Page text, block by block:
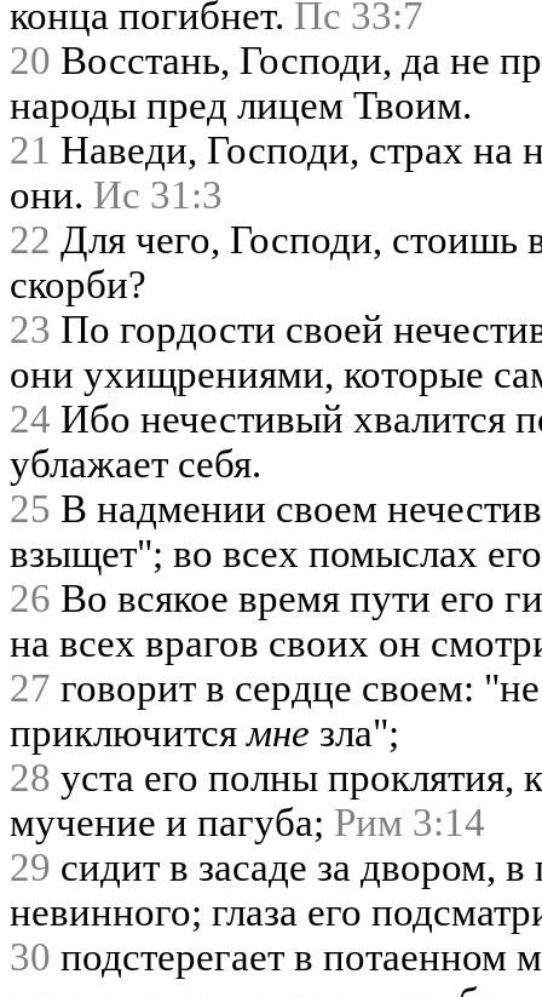
конца погибнет. Пс 33:7
20 Восстань, Господи, да не
народы пред лицем Твоим.
21 Наведи, Господи, страх на
они. Ис 31:3
22 Для чего, Господи, стоишь
скорби?
23 По гордости своей
они ухищрениями, которые
24 Ибо нечестивый хвалится
ублажает себя.
25 В надмении своем
взыщет"; во всех помыслах
26 Во всякое время пути его
на всех врагов своих он
27 говорит в сердце своем:
приключитсямне зла";
28 уста его полны проклятия,
мучение и пагуба; Рим 3:14
29 сидит в засаде за двором,
невинного; глаза его
30 подстерегает в потаенном